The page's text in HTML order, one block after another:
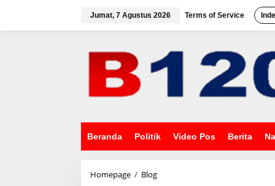
Jumat, 7 Agustus 2026 Terms of Service
Beranda Politik Video Pos Berita
Homepage / Blog